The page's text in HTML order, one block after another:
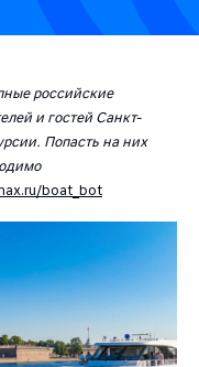
российские
и гостей Санкт-
Попасть на них
boat_bot